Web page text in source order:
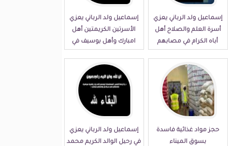
إسماعيل ولد الرباني يعزي
أسرة العلم والصلاح أهل
أباه الكرام في مصابهم
إسماعيل ولد الرباني يعزي
الأسرتين الكريمتين أهل
امبارك وأهل بوسيف في
حجز مواد غذائية فاسدة
بسوق الميناء
إسماعيل ولد الرباني يعزي
في رحيل الوالد الكريم محمد